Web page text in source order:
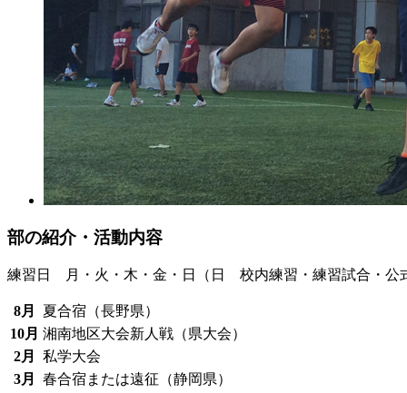
部の紹介・活動内容
練習日 月・火・木・金・日（日 校内練習・練習試合・公
8月
夏合宿（長野県）
10月 湘南地区大会新人戦（県大会）
2月
私学大会
3月
春合宿または遠征（静岡県）